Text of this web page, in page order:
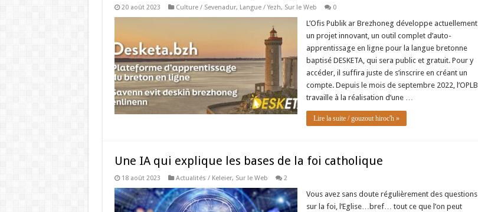
20 août 2023 Culture / Sevenadur, Langue / Yezh, Sur le Web 0
L’Ofis Publik ar Brezhoneg développe actuellement
un projet innovant, un outil complet d’auto-
apprentissage en ligne pour la langue bretonne
baptisé DESKETA, qui sera public et gratuit. Pour y
accéder, il suffira juste de s’inscrire en créant un
compte. Depuis le mois de septembre 2022, l’OPLB
travaille à la réalisation d’une …
Lire la suite / gouzout hiroc'h »
Une IA qui explique les bases de la foi catholique
18 août 2023 Actualités / Keleier, Sur le Web 2
Vous avez sans doute régulièrement des questions
sur la foi, l’Eglise…bref… tout ce que l’on peut